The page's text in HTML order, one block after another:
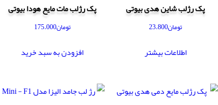
پک رژلب شاین هدی بیوتی
تومان23.800
اطلاعات بیشتر
پک رژلب مات مایع هودا بیوتی
تومان175.000
افزودن به سبد خرید